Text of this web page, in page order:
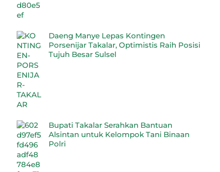
Daeng Manye Lepas Kontingen
Porsenijar Takalar, Optimistis Raih Posisi
Tujuh Besar Sulsel
Bupati Takalar Serahkan Bantuan
Alsintan untuk Kelompok Tani Binaan
Polri